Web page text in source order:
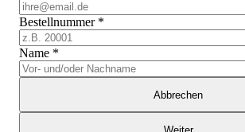
Bestellnummer *
Name *
Abbrechen